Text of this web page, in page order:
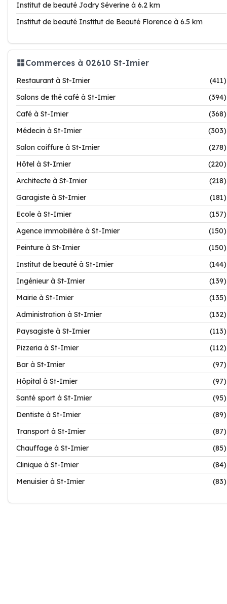
Institut de beauté Jodry Séverine à 6.2 km
Institut de beauté Institut de Beauté Florence à 6.5 km
Commerces à 02610 St-Imier
Restaurant à St-Imier
(411)
Salons de thé café à St-Imier
(394)
Café à St-Imier
(368)
Médecin à St-Imier
(303)
Salon coiffure à St-Imier
(278)
Hôtel à St-Imier
(220)
Architecte à St-Imier
(218)
Garagiste à St-Imier
(181)
Ecole à St-Imier
(157)
Agence immobilière à St-Imier
(150)
Peinture à St-Imier
(150)
Institut de beauté à St-Imier
(144)
Ingénieur à St-Imier
(139)
Mairie à St-Imier
(135)
Administration à St-Imier
(132)
Paysagiste à St-Imier
(113)
Pizzeria à St-Imier
(112)
Bar à St-Imier
(97)
Hôpital à St-Imier
(97)
Santé sport à St-Imier
(95)
Dentiste à St-Imier
(89)
Transport à St-Imier
(87)
Chauffage à St-Imier
(85)
Clinique à St-Imier
(84)
Menuisier à St-Imier
(83)